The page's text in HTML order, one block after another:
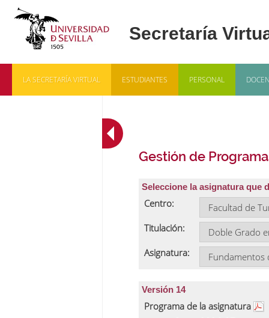
LA SECRETARÍA VIRTUAL ESTUDIANTES PERSONAL
Gestión de
Seleccione la asignatura que
Centro:
Titulación:
Asignatura:
Versión 14
Programa de la asignatura